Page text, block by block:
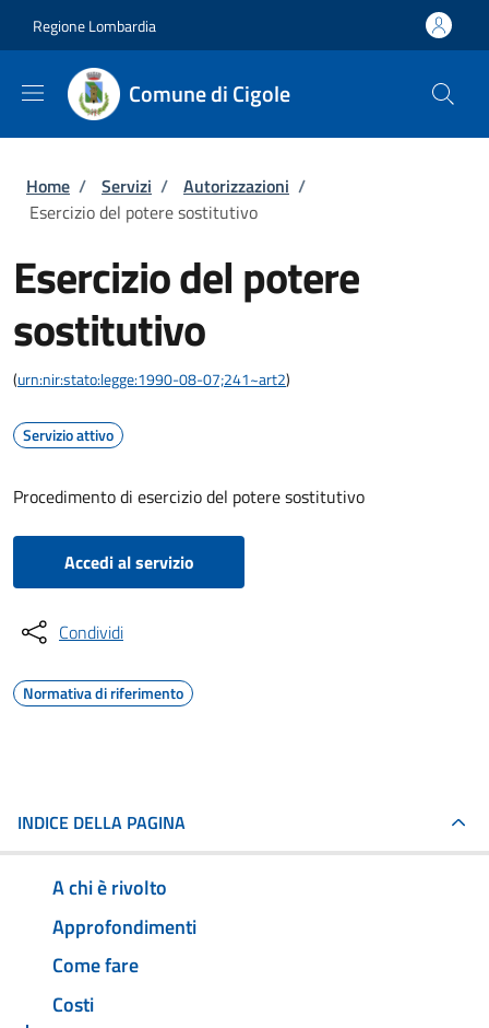
Regione Lombardia
Comune di Cigole
Briciole di pane
Home / Servizi / Autorizzazioni /
Esercizio del potere sostitutivo
Esercizio del potere
sostitutivo
(urn:nir:stato:legge:1990-08-07;241~art2)
Servizio attivo
Procedimento di esercizio del potere sostitutivo
Accedi al servizio
Condividi
Normativa di riferimento
INDICE DELLA PAGINA
A chi è rivolto
Approfondimenti
Come fare
Costi